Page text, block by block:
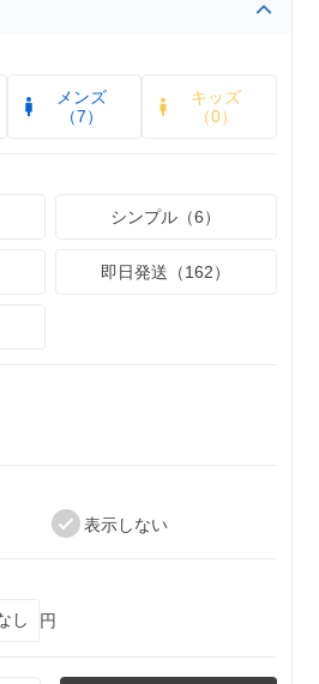
メンズ
（7）
キッズ
（0）
シンプル（6）
即日発送（162）
表示しない
円